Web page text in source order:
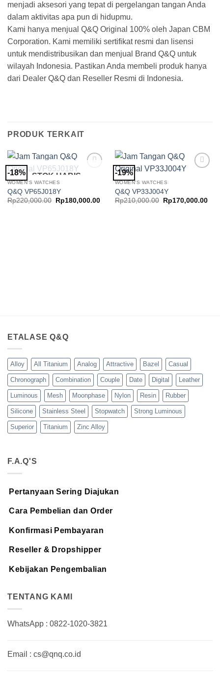
menjadi aksesori yang tepat di pergelangan tangan Anda
dalam aktivitas apa pun di hidupmu.
Kami hanya menjual Q&Q Original 100% oleh Japan CBM
Corporation. Kami memiliki sertifikat resmi dan lisensi
untuk mendistribusikan dan menjual Brand Q&Q untuk
wilayah Indonesia. Pastikan Anda membeli produk hanya
dari Dealer Q&Q dan Reseller Resmi di Indonesia.
PRODUK TERKAIT
-18% STOK HABIS
WOMEN'S WATCHES
Q&Q VP65J018Y
Rp220,000.00
Harga
aslinya
Rp180,000.00Harga
-19%
WOMEN'S WATCHES
Q&Q VP33J004Y
Rp210,000.00
Harga
aslinya
Rp170,000.00
ETALASE Q&Q
Alloy All Titanium Analog Attractive Bazel Casual
Chronograph Combination Couple Date Digital Leather
Luminous Mesh Moonphase Nylon Resin Rubber
Silicone Stainless Steel Stopwatch Strong Luminous
Superior Titanium Zinc Alloy
F.A.Q'S
Pertanyaan Sering Diajukan
Cara Pembelian dan Order
Konfirmasi Pembayaran
Reseller & Dropshipper
Kebijakan Pengembalian
TENTANG KAMI
WhatsApp : 0822-1020-3821
Email : cs@qnq.co.id